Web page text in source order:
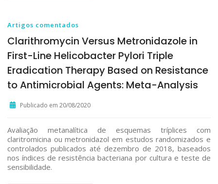
Artigos comentados
Clarithromycin Versus Metronidazole in
First-Line Helicobacter Pylori Triple
Eradication Therapy Based on Resistance
to Antimicrobial Agents: Meta-Analysis
Publicado em 20/08/2020
Avaliação metanalítica de esquemas tríplices com
claritromicina ou metronidazol em estudos randomizados e
controlados publicados até dezembro de 2018, baseados
nos índices de resistência bacteriana por cultura e teste de
sensibilidade.